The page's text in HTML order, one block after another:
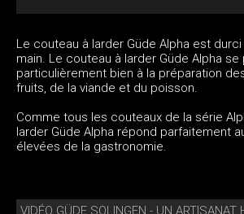
Le couteau à larder Güde Alpha est
main. Le couteau à larder Güde Alpha se
particulièrement bien à la préparation
fruits, de la viande et du poisson.
Comme tous les couteaux de la série
larder Güde Alpha répond parfaitement
élevées de la gastronomie.